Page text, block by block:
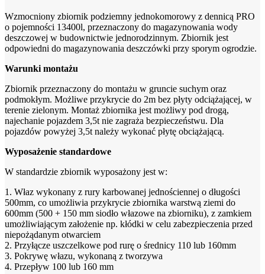
Wzmocniony zbiornik podziemny jednokomorowy z dennicą PRO
o pojemności 13400l, przeznaczony do magazynowania wody
deszczowej w budownictwie jednorodzinnym. Zbiornik jest
odpowiedni do magazynowania deszczówki przy sporym ogrodzie.
Warunki montażu
Zbiornik przeznaczony do montażu w gruncie suchym oraz
podmokłym. Możliwe przykrycie do 2m bez płyty odciążającej, w
terenie zielonym. Montaż zbiornika jest możliwy pod drogą,
najechanie pojazdem 3,5t nie zagraża bezpieczeństwu. Dla
pojazdów powyżej 3,5t należy wykonać płytę obciążającą.
Wyposażenie standardowe
W standardzie zbiornik wyposażony jest w:
1. Właz wykonany z rury karbowanej jednościennej o długości
500mm, co umożliwia przykrycie zbiornika warstwą ziemi do
600mm (500 + 150 mm siodło włazowe na zbiorniku), z zamkiem
umożliwiającym założenie np. kłódki w celu zabezpieczenia przed
niepożądanym otwarciem
2. Przyłącze uszczelkowe pod rurę o średnicy 110 lub 160mm
3. Pokrywę włazu, wykonaną z tworzywa
4. Przepływ 100 lub 160 mm